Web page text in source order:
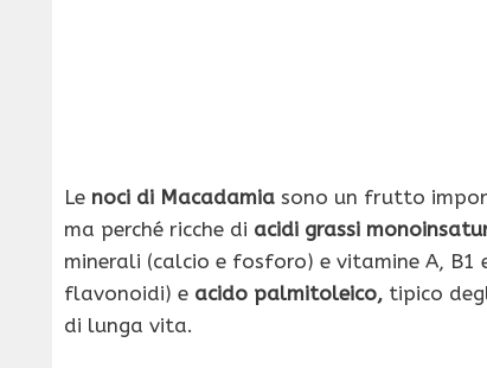
Le noci di Macadamia sono un frutto
ma perché ricche di acidi grassi
minerali (calcio e fosforo) e vitamine A,
flavonoidi) e acido palmitoleico, tipico
di lunga vita.